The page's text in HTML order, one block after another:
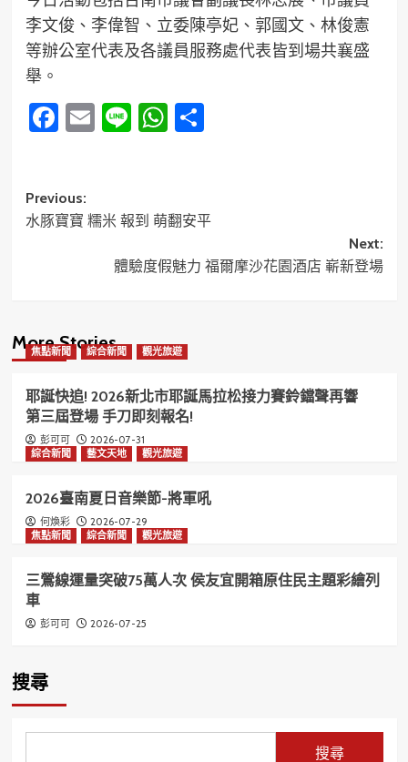
李文俊、李偉智、立委陳亭妃、郭國文、林俊憲
等辦公室代表及各議員服務處代表皆到場共襄盛
舉。
Facebook
Email
LineWhatsApp
分
Post
navigation
Previous:
水豚寶寶 糯米 報到 萌翻安平
Next:
體驗度假魅力 福爾摩沙花園酒店 嶄新登場
More Stories
焦點新聞 綜合新聞 觀光旅遊
耶誕快追! 2026新北市耶誕馬拉松接力賽鈴鐺聲再響
第三屆登場 手刀即刻報名!
彭可可
2026-07-31
綜合新聞
藝文天地 觀光旅遊
2026臺南夏日音樂節-將軍吼
何煥彩
2026-07-29
焦點新聞
綜合新聞 觀光旅遊
三鶯線運量突破75萬人次 侯友宜開箱原住民主題彩繪列
車
彭可可 2026-07-25
搜尋
搜尋